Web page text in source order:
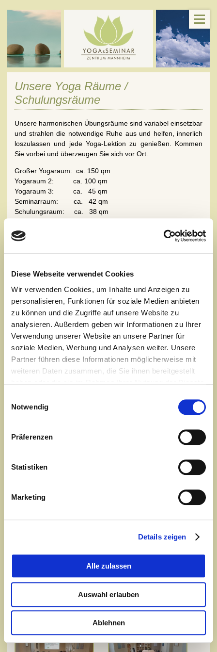
Diese Webseite verwendet Cookies
Wir verwenden Cookies, um Inhalte und Anzeigen zu
personalisieren, Funktionen für soziale Medien anbieten
zu können und die Zugriffe auf unsere Website zu
analysieren. Außerdem geben wir Informationen zu Ihrer
Verwendung unserer Website an unsere Partner für
soziale Medien, Werbung und Analysen weiter. Unsere
Partner führen diese Informationen möglicherweise mit
weiteren Daten zusammen, die Sie ihnen bereitgestellt
Notwendig
Präferenzen
Statistiken
Marketing
Details zeigen
Alle zulassen
Auswahl erlauben
Ablehnen
Unsere Yoga Räume /
Schulungsräume
Unsere harmonischen Übungsräume sind variabel einsetzbar
und strahlen die notwendige Ruhe aus und helfen, innerlich
loszulassen und jede Yoga-Lektion zu genießen. Kommen
Sie vorbei und überzeugen Sie sich vor Ort.
Großer Yogaraum: ca. 150 qm
Yogaraum 2: ca. 100 qm
Yogaraum 3: ca. 45 qm
Seminarraum: ca. 42 qm
Schulungsraum: ca. 38 qm
Zur Vergrößerung der Bilder, diese einfach anklicken.